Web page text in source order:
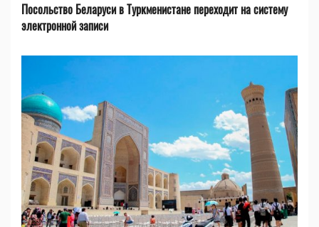
Посольство Беларуси в Туркменистане переходит на систему
электронной записи